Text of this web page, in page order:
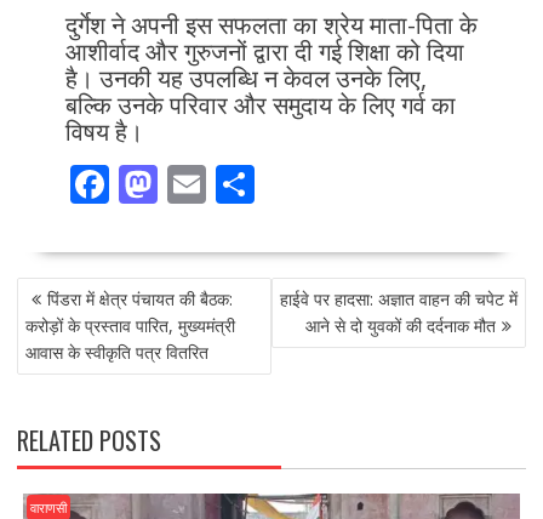
दुर्गेश ने अपनी इस सफलता का श्रेय माता-पिता के
आशीर्वाद और गुरुजनों द्वारा दी गई शिक्षा को दिया
है। उनकी यह उपलब्धि न केवल उनके लिए,
बल्कि उनके परिवार और समुदाय के लिए गर्व का
विषय है।
F
e
b
o
o
k
M
to
d
o
n
E
ai
l
S
ar
POST
NAVIGATION
पिंडरा में क्षेत्र पंचायत की बैठक:
करोड़ों के प्रस्ताव पारित, मुख्यमंत्री
आवास के स्वीकृति पत्र वितरित
हाईवे पर हादसा: अज्ञात वाहन की चपेट में
आने से दो युवकों की दर्दनाक मौत
RELATED POSTS
वाराणसी